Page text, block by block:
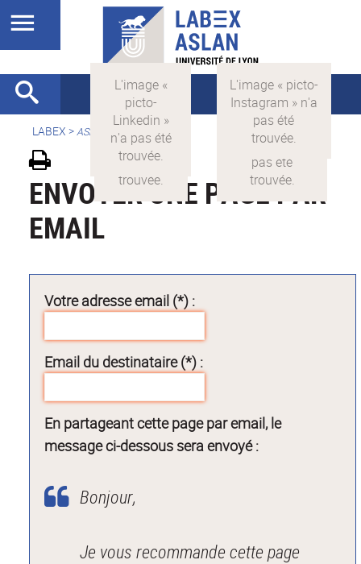
LABEX >ASLAN
ENVOYER UNE PAGE PAR
EMAIL
Votre adresse email (*) :
Email du destinataire (*) :
En partageant cette page par email, le
message ci-dessous sera envoyé :
Bonjour,
Je vous recommande cette page